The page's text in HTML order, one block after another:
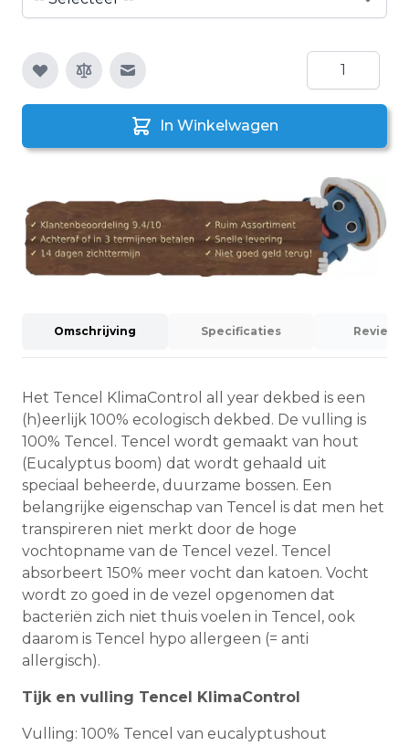
E-mail naar een vriend
Aantal
In Winkelwagen
Omschrijving Specificaties Reviews
Het Tencel KlimaControl all year dekbed is een
(h)eerlijk 100% ecologisch dekbed. De vulling is
100% Tencel. Tencel wordt gemaakt van hout
(Eucalyptus boom) dat wordt gehaald uit
speciaal beheerde, duurzame bossen. Een
belangrijke eigenschap van Tencel is dat men het
transpireren niet merkt door de hoge
vochtopname van de Tencel vezel. Tencel
absorbeert 150% meer vocht dan katoen. Vocht
wordt zo goed in de vezel opgenomen dat
bacteriën zich niet thuis voelen in Tencel, ook
daarom is Tencel hypo allergeen (= anti
allergisch).
Tijk en vulling Tencel KlimaControl
Vulling: 100% Tencel van eucalyptushout